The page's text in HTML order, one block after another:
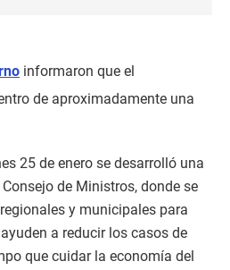
informaron que el
de aproximadamente una
25 de enero se desarrolló una
de Ministros, donde se
y municipales para
a reducir los casos de
que cuidar la economía del